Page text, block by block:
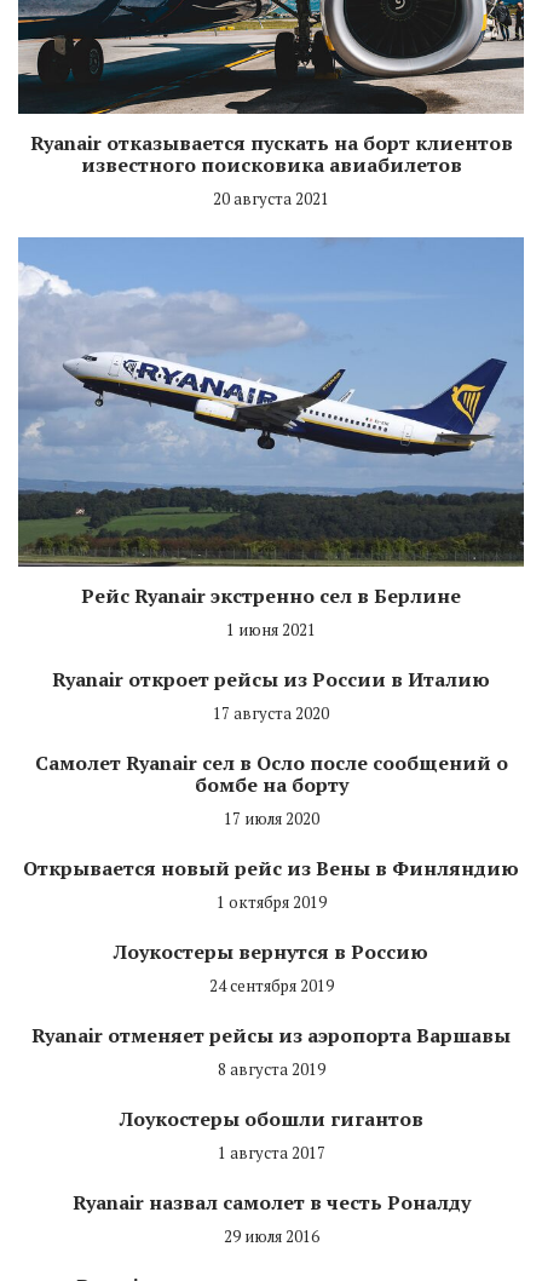
Ryanair отказывается пускать на борт клиентов
известного поисковика авиабилетов
20 августа 2021
Рейс Ryanair экстренно сел в Берлине
1 июня 2021
Ryanair откроет рейсы из России в Италию
17 августа 2020
Самолет Ryanair сел в Осло после сообщений о
бомбе на борту
17 июля 2020
Открывается новый рейс из Вены в Финляндию
1 октября 2019
Лоукостеры вернутся в Россию
24 сентября 2019
Ryanair отменяет рейсы из аэропорта Варшавы
8 августа 2019
Лоукостеры обошли гигантов
1 августа 2017
Ryanair назвал самолет в честь Роналду
29 июля 2016